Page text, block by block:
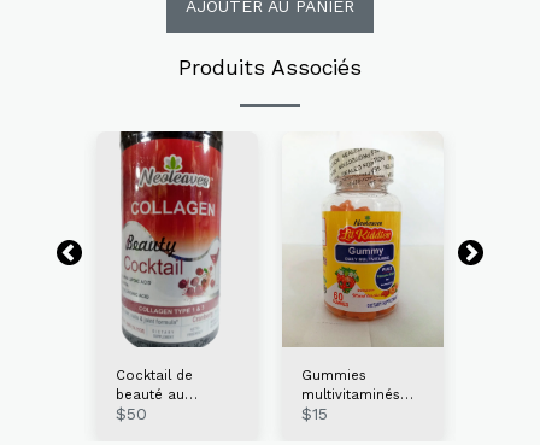
AJOUTER AU PANIER
Produits Associés
Cocktail de
beauté au
collagène
$50
Gummies
multivitaminés
Neoleaves Lil
$15